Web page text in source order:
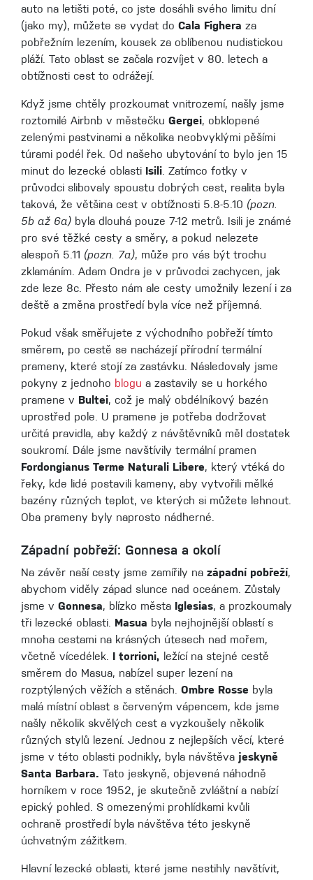
auto na letišti poté, co jste dosáhli svého limitu dní
(jako my), můžete se vydat do Cala Fighera za
pobřežním lezením, kousek za oblíbenou nudistickou
pláží. Tato oblast se začala rozvíjet v 80. letech a
obtížnosti cest to odrážejí.
Když jsme chtěly prozkoumat vnitrozemí, našly jsme
roztomilé Airbnb v městečku Gergei, obklopené
zelenými pastvinami a několika neobvyklými pěšími
túrami podél řek. Od našeho ubytování to bylo jen 15
minut do lezecké oblasti Isili. Zatímco fotky v
průvodci slibovaly spoustu dobrých cest, realita byla
taková, že většina cest v obtížnosti 5.8-5.10 (pozn.
5b až 6a) byla dlouhá pouze 7-12 metrů. Isili je známé
pro své těžké cesty a směry, a pokud nelezete
alespoň 5.11 (pozn. 7a), může pro vás být trochu
zklamáním. Adam Ondra je v průvodci zachycen, jak
zde leze 8c. Přesto nám ale cesty umožnily lezení i za
deště a změna prostředí byla více než příjemná.
Pokud však směřujete z východního pobřeží tímto
směrem, po cestě se nacházejí přírodní termální
prameny, které stojí za zastávku. Následovaly jsme
pokyny z jednoho blogu a zastavily se u horkého
pramene v Bultei, což je malý obdélníkový bazén
uprostřed pole. U pramene je potřeba dodržovat
určitá pravidla, aby každý z návštěvníků měl dostatek
soukromí. Dále jsme navštívily termální pramen
Fordongianus Terme Naturali Libere, který vtéká do
řeky, kde lidé postavili kameny, aby vytvořili mělké
bazény různých teplot, ve kterých si můžete lehnout.
Oba prameny byly naprosto nádherné.
Západní pobřeží: Gonnesa a okolí
Na závěr naší cesty jsme zamířily na západní pobřeží,
abychom viděly západ slunce nad oceánem. Zůstaly
jsme v Gonnesa, blízko města Iglesias, a prozkoumaly
tři lezecké oblasti. Masua byla nejhojnější oblastí s
mnoha cestami na krásných útesech nad mořem,
včetně vícedélek.
I torrioni, ležící na stejné cestě
směrem do Masua, nabízel super lezení na
rozptýlených věžích a stěnách. Ombre Rosse byla
malá místní oblast s červeným vápencem, kde jsme
našly několik skvělých cest a vyzkoušely několik
různých stylů lezení. Jednou z nejlepších věcí, které
jsme v této oblasti podnikly, byla návštěva jeskyně
Santa Barbara. Tato jeskyně, objevená náhodně
horníkem v roce 1952, je skutečně zvláštní a nabízí
epický pohled. S omezenými prohlídkami kvůli
ochraně prostředí byla návštěva této jeskyně
úchvatným zážitkem.
Hlavní lezecké oblasti, které jsme nestihly navštívit,